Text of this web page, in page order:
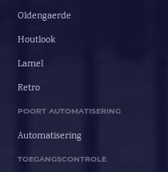
Oldengaerde
Houtlook
Lamel
Retro
POORT AUTOMATISERING
Automatisering
TOEGANGSCONTROLE